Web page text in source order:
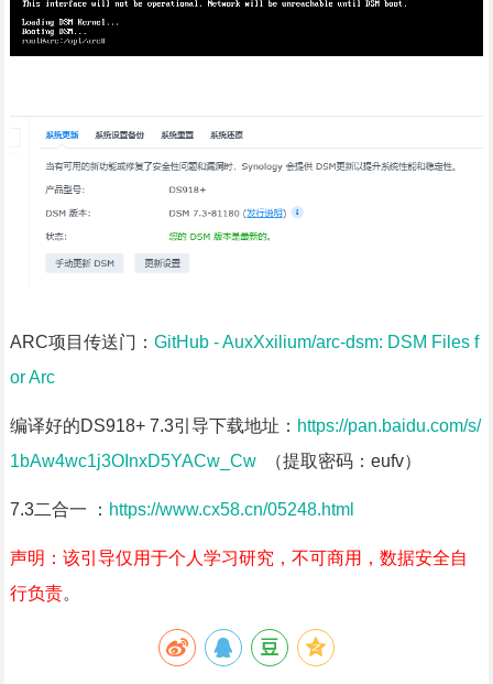
ARC项目传送门： GitHub - AuxXxilium/arc-dsm: DSM Files f
or Arc
编译好的DS918+ 7.3引导下载地址： https://pan.baidu.com/s/
1bAw4wc1j3OInxD5YACw_Cw（提取密码： eufv）
7.3二合一 ： https://www.cx58.cn/05248.html
声明：该引导仅用于个人学习研究，不可商用，数据安全自
行负责。